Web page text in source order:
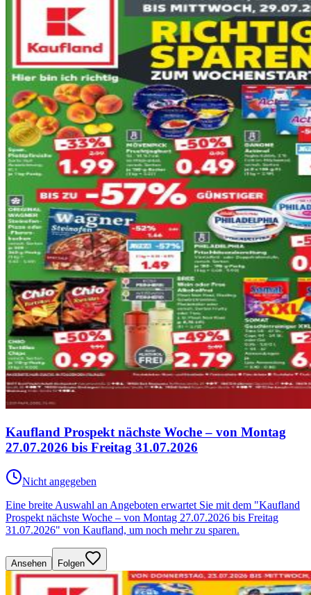
Kaufland Prospekt nächste Woche – von Montag
27.07.2026 bis Freitag 31.07.2026
Nicht angegeben
Eine breite Auswahl an Angeboten erwartet Sie mit dem "Kaufland
Prospekt nächste Woche – von Montag 27.07.2026 bis Freitag
31.07.2026" von Kaufland, um noch mehr zu sparen.
Ansehen Folgen